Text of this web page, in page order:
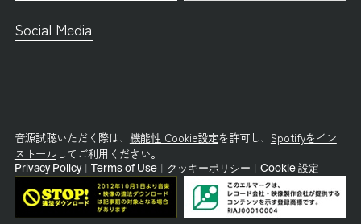
Social Media
音源試聴いただく際は、 機能性 Cookie設定を許可し、 Spotifyをイン
ストールしてご利用ください。
Privacy Policy Terms of Use クッキーポリシー Cookie 設定